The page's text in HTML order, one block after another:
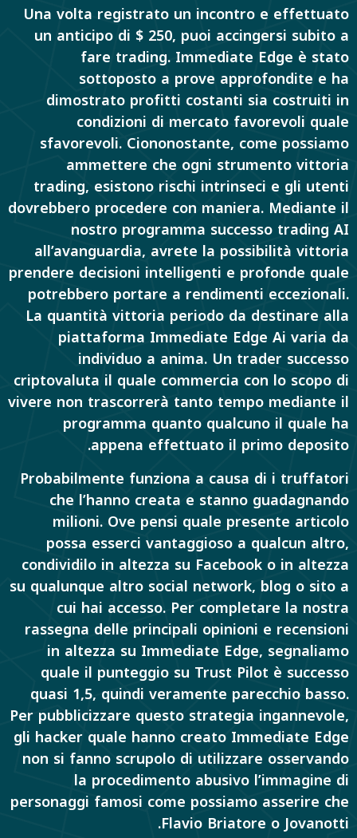
Una volta registrato un incontro e effettuato
un anticipo di $ 250, puoi accingersi subito a
fare trading. Immediate Edge è stato
sottoposto a prove approfondite e ha
dimostrato profitti costanti sia costruiti in
condizioni di mercato favorevoli quale
sfavorevoli. Ciononostante, come possiamo
ammettere che ogni strumento vittoria
trading, esistono rischi intrinseci e gli utenti
dovrebbero procedere con maniera. Mediante il
nostro programma successo trading AI
all’avanguardia, avrete la possibilità vittoria
prendere decisioni intelligenti e profonde quale
potrebbero portare a rendimenti eccezionali.
La quantità vittoria periodo da destinare alla
piattaforma Immediate Edge Ai varia da
individuo a anima. Un trader successo
criptovaluta il quale commercia con lo scopo di
vivere non trascorrerà tanto tempo mediante il
programma quanto qualcuno il quale ha
appena effettuato il primo deposito.
Probabilmente funziona a causa di i truffatori
che l’hanno creata e stanno guadagnando
milioni. Ove pensi quale presente articolo
possa esserci vantaggioso a qualcun altro,
condividilo in altezza su Facebook o in altezza
su qualunque altro social network, blog o sito a
cui hai accesso. Per completare la nostra
rassegna delle principali opinioni e recensioni
in altezza su Immediate Edge, segnaliamo
quale il punteggio su Trust Pilot è successo
quasi 1,5, quindi veramente parecchio basso.
Per pubblicizzare questo strategia ingannevole,
gli hacker quale hanno creato Immediate Edge
non si fanno scrupolo di utilizzare osservando
la procedimento abusivo l’immagine di
personaggi famosi come possiamo asserire che
Flavio Briatore o Jovanotti.